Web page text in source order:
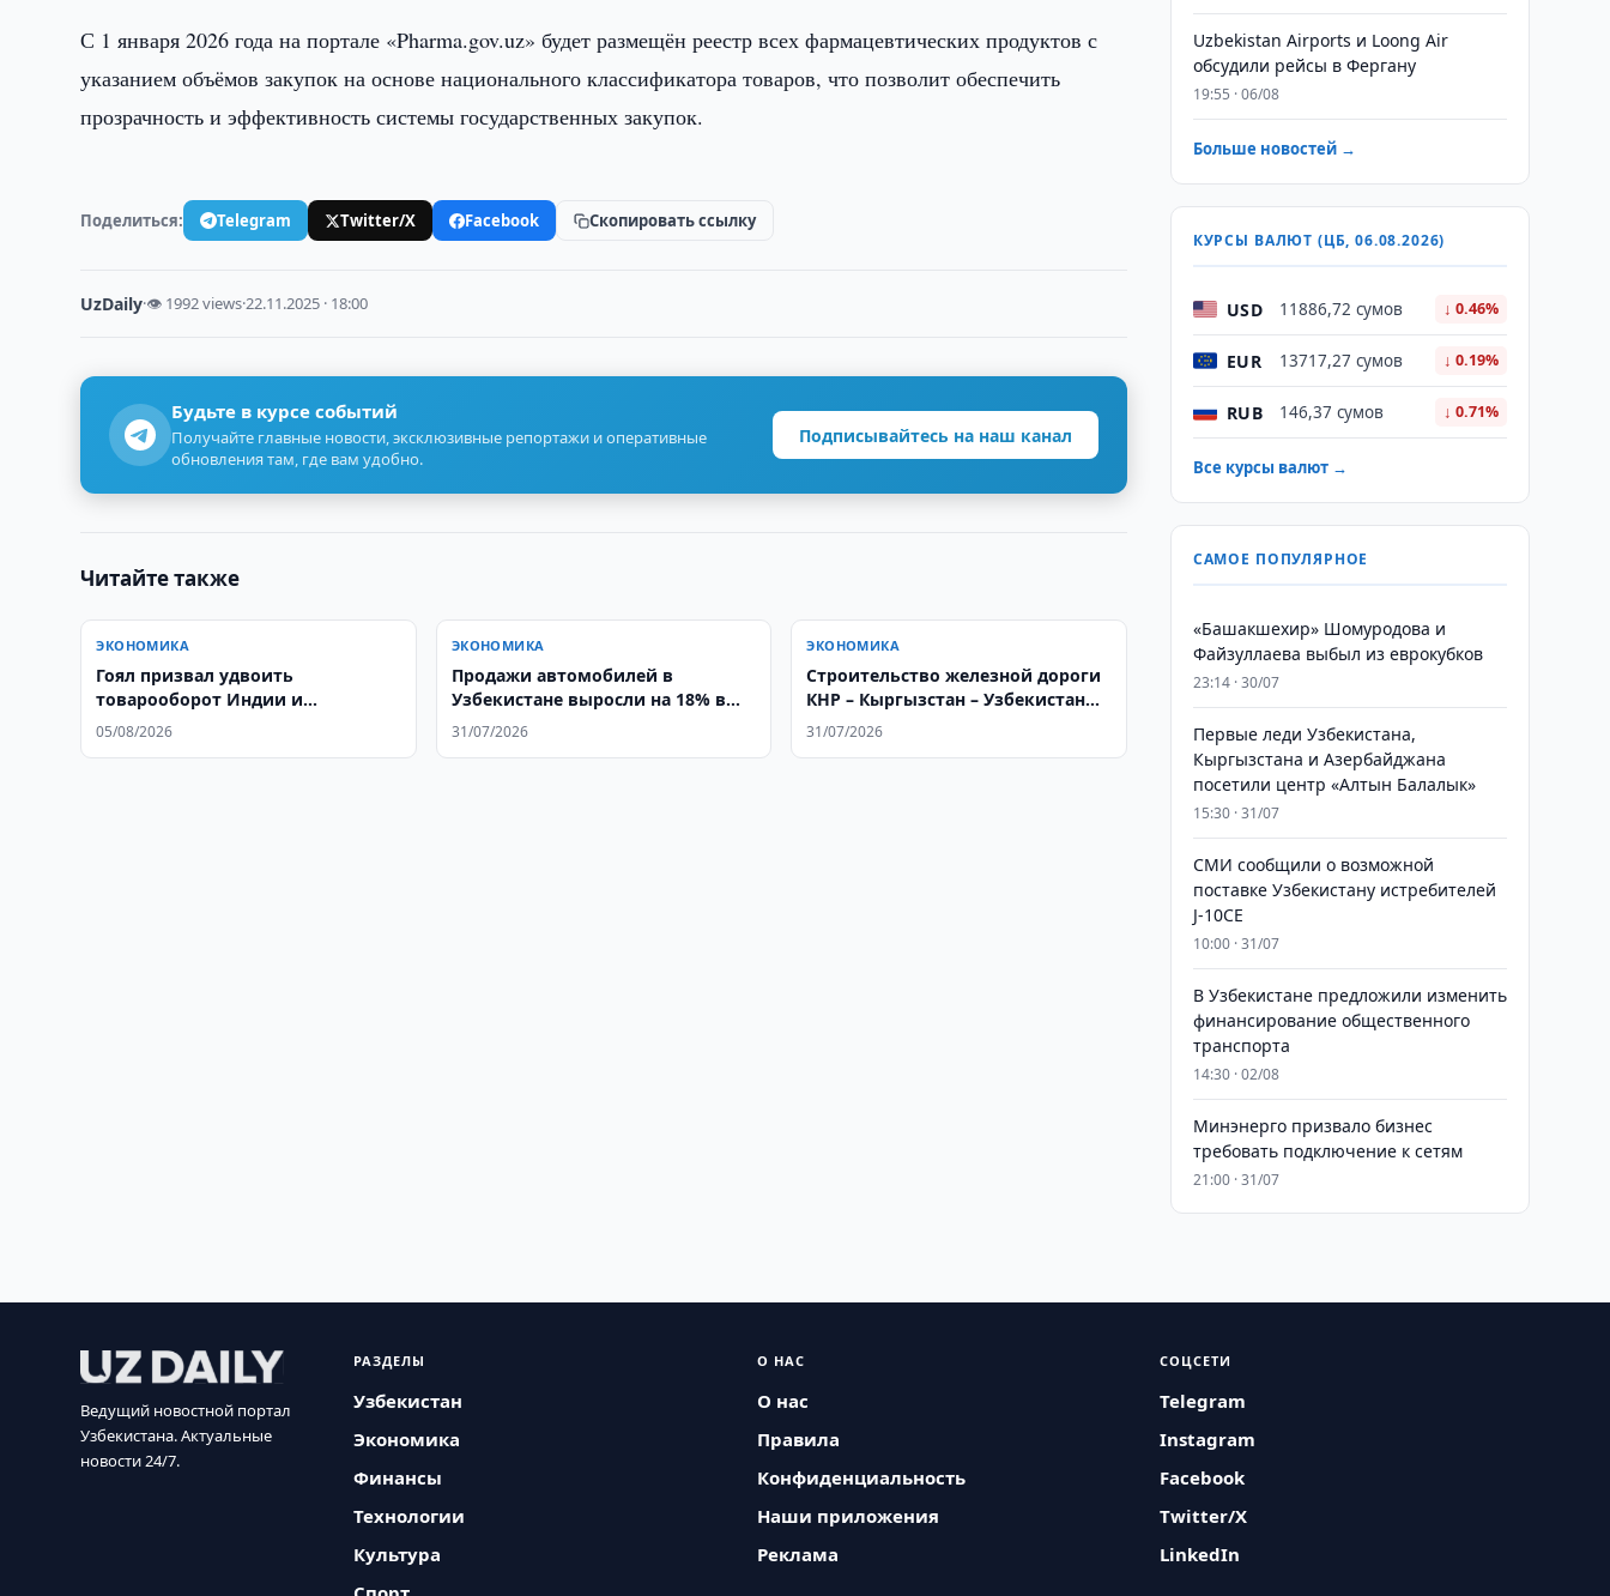
С 1 января 2026 года на портале «Pharma.gov.uz» будет размещён реестр всех фармацевтических продуктов с
указанием объёмов закупок на основе национального классификатора товаров, что позволит обеспечить
прозрачность и эффективность системы государственных закупок.
Поделиться: Telegram Twitter/X Facebook Скопировать ссылку
UzDaily·👁 1992 views·22.11.2025 · 18:00
Будьте в курсе событий
Получайте главные новости, эксклюзивные репортажи и оперативные
обновления там, где вам удобно.
Подписывайтесь на наш канал
Читайте также
ЭКОНОМИКА
Гоял призвал удвоить
товарооборот Индии и
Узбекистана
05/08/2026
ЭКОНОМИКА
Продажи автомобилей в
Узбекистане выросли на 18% в
июне
31/07/2026
ЭКОНОМИКА
Строительство железной дороги
КНР – Кыргызстан – Узбекистан
продолжается
31/07/2026
Uzbekistan Airports и Loong Air
обсудили рейсы в Фергану
19:55 · 06/08
Больше новостей →
КУРСЫ ВАЛЮТ (ЦБ, 06.08.2026)
USD 11886,72 сумов ↓ 0.46%
EUR 13717,27 сумов ↓ 0.19%
RUB 146,37 сумов ↓ 0.71%
Все курсы валют →
САМОЕ ПОПУЛЯРНОЕ
«Башакшехир» Шомуродова и
Файзуллаева выбыл из еврокубков
23:14 · 30/07
Первые леди Узбекистана,
Кыргызстана и Азербайджана
посетили центр «Алтын Балалык»
15:30 · 31/07
СМИ сообщили о возможной
поставке Узбекистану истребителей
J-10CE
10:00 · 31/07
В Узбекистане предложили изменить
финансирование общественного
транспорта
14:30 · 02/08
Минэнерго призвало бизнес
требовать подключение к сетям
21:00 · 31/07
Ведущий новостной портал
Узбекистана. Актуальные
новости 24/7.
РАЗДЕЛЫ
Узбекистан
Экономика
Финансы
Технологии
Культура
О НАС
О нас
Правила
Конфиденциальность
Наши приложения
Реклама
СОЦСЕТИ
Telegram
Instagram
Facebook
Twitter/X
LinkedIn